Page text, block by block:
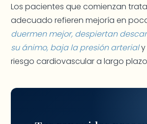
Los pacientes que comienzan
adecuado refieren mejoría en
duermen mejor, despiertan
su ánimo, baja la presión arterialy
riesgo cardiovascular a largo